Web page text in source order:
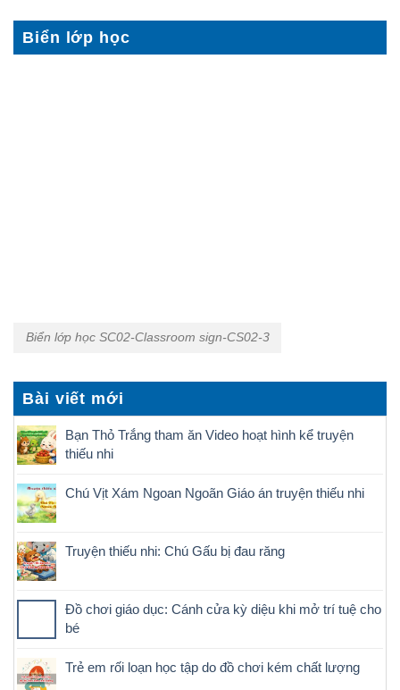
Biển lớp học
Biển lớp học SC02-Classroom sign-CS02-3
Bài viết mới
Bạn Thỏ Trắng tham ăn Video hoạt hình kể truyện
thiếu nhi
Chú Vịt Xám Ngoan Ngoãn Giáo án truyện thiếu nhi
Truyện thiếu nhi: Chú Gấu bị đau răng
Đồ chơi giáo dục: Cánh cửa kỳ diệu khi mở trí tuệ cho
bé
Trẻ em rối loạn học tập do đồ chơi kém chất lượng